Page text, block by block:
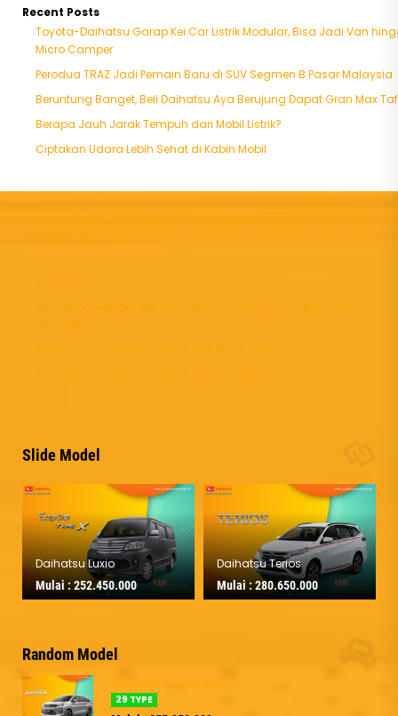
Recent Posts
Toyota-Daihatsu Garap Kei Car Listrik Modular, Bisa Jadi Van
Micro Camper
Perodua TRAZ Jadi Pemain Baru di SUV Segmen B Pasar Malaysia
Beruntung Banget, Beli Daihatsu Aya Berujung Dapat Gran Max
Berapa Jauh Jarak Tempuh dari Mobil Listrik?
Ciptakan Udara Lebih Sehat di Kabin Mobil
Perodua TRAZ Jadi Pemain Baru di SUV Segmen B Pasar
Slide Model
Daihatsu Luxio
Mulai :252.450.000
Daihatsu Terios
Mulai :280.650.000
Random Model
Daihatsu All New Xenia
29 TYPE